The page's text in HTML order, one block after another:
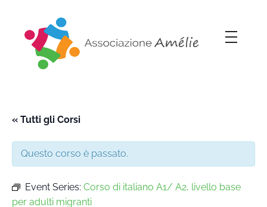
« Tutti gli Corsi
Questo corso è passato.
Event Series: Corso di italiano A1/ A2, livello base
per adulti migranti